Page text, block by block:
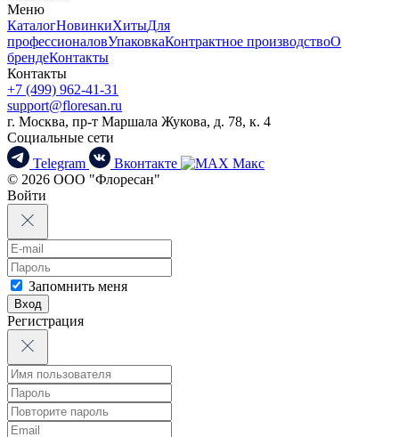
Меню
КаталогНовинкиХитыДля
профессионаловУпаковкаКонтрактное производствоО
брендеКонтакты
Контакты
+7 (499) 962-41-31
support@floresan.ru
г. Москва, пр-т Маршала Жукова, д. 78, к. 4
Социальные сети
Telegram
Вконтакте
Макс
© 2026 ООО "Флоресан"
Войти
Запомнить меня
Вход
Регистрация